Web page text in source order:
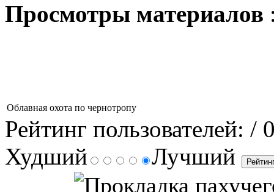
Просмотры материалов
Облавная охота по чернотропу
Рейтинг пользователей: /
Худший
Лучший